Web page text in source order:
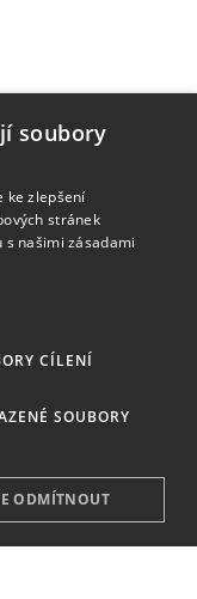
soubory
ke zlepšení
stránek
našimi zásadami
CÍLENÍ
SOUBORY
ODMÍTNOUT